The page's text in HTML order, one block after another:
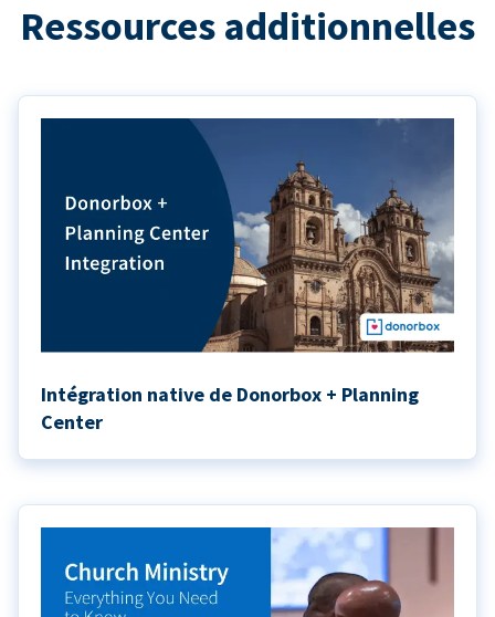
Ressources additionnelles
Intégration native de Donorbox + Planning
Center